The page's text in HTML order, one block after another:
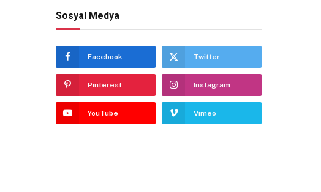
Sosyal Medya
Facebook Twitter
Pinterest Instagram
YouTube Vimeo